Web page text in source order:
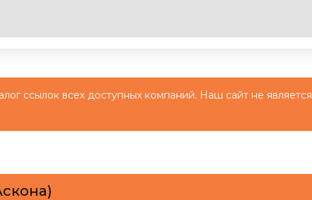
ссылок всех доступных компаний. Наш сайт не является